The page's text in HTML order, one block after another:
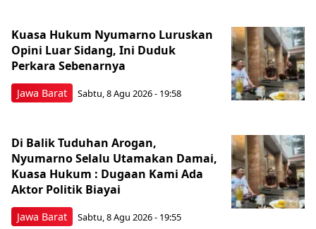
Jawa Barat
Kuasa Hukum Nyumarno Luruskan
Opini Luar Sidang, Ini Duduk
Perkara Sebenarnya ​
Sabtu, 8 Agu 2026 - 19:58
Jawa Barat
Di Balik Tuduhan Arogan,
Nyumarno Selalu Utamakan Damai,
Kuasa Hukum : Dugaan Kami Ada
Aktor Politik Biayai
Sabtu, 8 Agu 2026 - 19:55